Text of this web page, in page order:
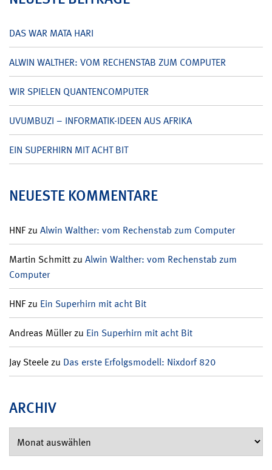
DAS WAR MATA HARI
ALWIN WALTHER: VOM RECHENSTAB ZUM COMPUTER
WIR SPIELEN QUANTENCOMPUTER
UVUMBUZI – INFORMATIK-IDEEN AUS AFRIKA
EIN SUPERHIRN MIT ACHT BIT
NEUESTE KOMMENTARE
HNFzu Alwin Walther: vom Rechenstab zum Computer
Martin Schmittzu Alwin Walther: vom Rechenstab zum
Computer
HNFzu Ein Superhirn mit acht Bit
Andreas Müllerzu Ein Superhirn mit acht Bit
Jay Steelezu Das erste Erfolgsmodell: Nixdorf 820
ARCHIV